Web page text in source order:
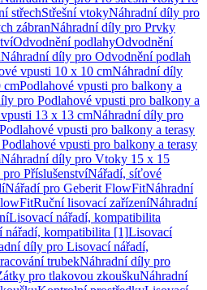
střechStřešní vtokyNáhradní díly pro
zábranNáhradní díly pro Prvky
Odvodnění podlahyOdvodnění
Náhradní díly pro Odvodnění podlah
vpusti 10 x 10 cmNáhradní díly
cmPodlahové vpusti pro balkony a
pro Podlahové vpusti pro balkony a
13 x 13 cmNáhradní díly pro
Podlahové vpusti pro balkony a terasy
vpusti pro balkony a terasy
Náhradní díly pro Vtoky 15 x 15
PříslušenstvíNářadí, síťové
Nářadí pro Geberit FlowFitNáhradní
Ruční lisovací zařízeníNáhradní
Lisovací nářadí, kompatibilita
kompatibilita [1]Lisovací
díly pro Lisovací nářadí,
trubekNáhradní díly pro
pro tlakovou zkouškuNáhradní